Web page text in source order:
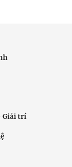
Giải trí